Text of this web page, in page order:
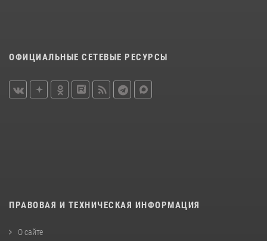
ОФИЦИАЛЬНЫЕ СЕТЕВЫЕ РЕСУРСЫ
ПРАВОВАЯ И ТЕХНИЧЕСКАЯ ИНФОРМАЦИЯ
О сайте